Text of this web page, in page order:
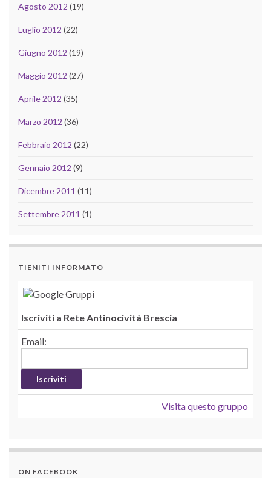
Agosto 2012 (19)
Luglio 2012 (22)
Giugno 2012 (19)
Maggio 2012 (27)
Aprile 2012 (35)
Marzo 2012 (36)
Febbraio 2012 (22)
Gennaio 2012 (9)
Dicembre 2011 (11)
Settembre 2011 (1)
TIENITI INFORMATO
Iscriviti a Rete Antinocività Brescia
Email:
Visita questo gruppo
ON FACEBOOK